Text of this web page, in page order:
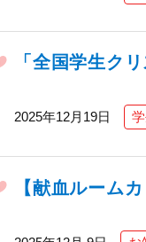
「全国学生ク
2025年12月19日
【献血ルーム